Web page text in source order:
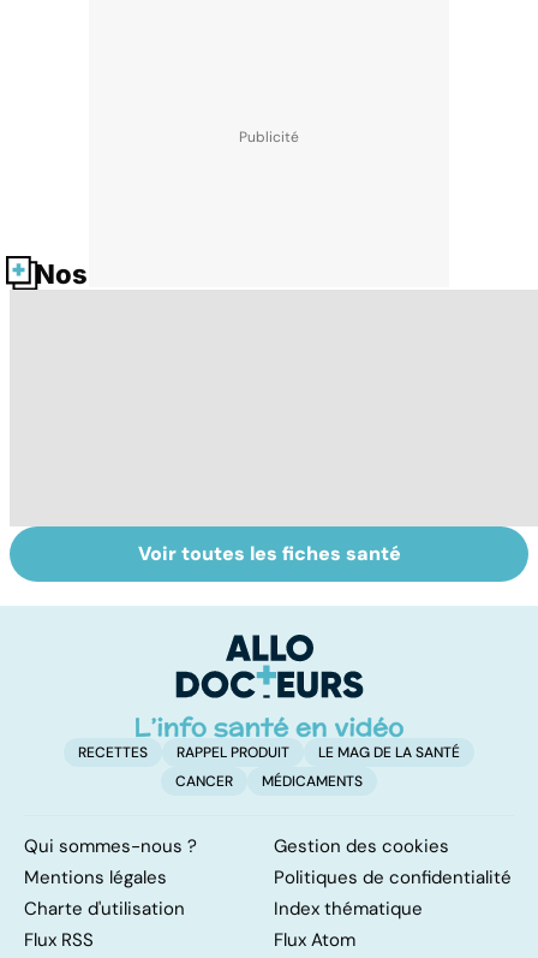
Nos fiches santé
Femmes :
comment
Bien vivre la
ménopause
Voir toutes les fiches santé
RECETTES RAPPEL PRODUIT
LE MAG DE LA SANTÉ
CANCER
MÉDICAMENTS
Qui sommes-nous ?
Gestion des cookies
Mentions légales
Politiques de confidentialité
Charte d'utilisation
Index thématique
Flux RSS
Flux Atom